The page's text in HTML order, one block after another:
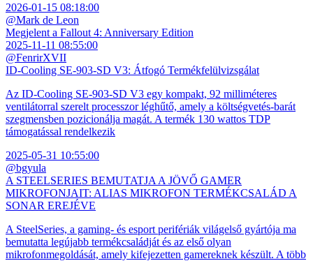
2026-01-15 08:18:00
@Mark de Leon
Megjelent a Fallout 4: Anniversary Edition
2025-11-11 08:55:00
@FenrirXVII
ID-Cooling SE-903-SD V3: Átfogó Termékfelülvizsgálat
Az ID-Cooling SE-903-SD V3 egy kompakt, 92 milliméteres
ventilátorral szerelt processzor léghűtő, amely a költségvetés-barát
szegmensben pozicionálja magát. A termék 130 wattos TDP
támogatással rendelkezik
2025-05-31 10:55:00
@bgyula
A STEELSERIES BEMUTATJA A JÖVŐ GAMER
MIKROFONJAIT: ALIAS MIKROFON TERMÉKCSALÁD A
SONAR EREJÉVE
A SteelSeries, a gaming- és esport perifériák világelső gyártója ma
bemutatta legújabb termékcsaládját és az első olyan
mikrofonmegoldását, amely kifejezetten gamereknek készült. A több